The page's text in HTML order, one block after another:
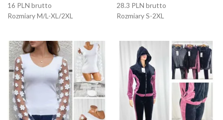
16 PLN brutto
Rozmiary M/L-XL/2XL
28.3 PLN brutto
Rozmiary S-2XL